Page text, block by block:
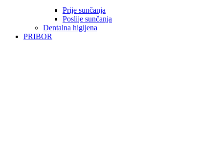
Prije sunčanja
Poslije sunčanja
Dentalna higijena
PRIBOR